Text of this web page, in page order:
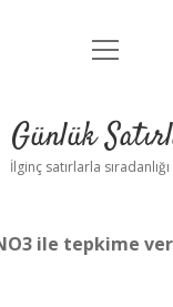
Anasayfa
Yasal Uyarı
menüyü
Günlük
İlginç satırlarla
ile tepkime